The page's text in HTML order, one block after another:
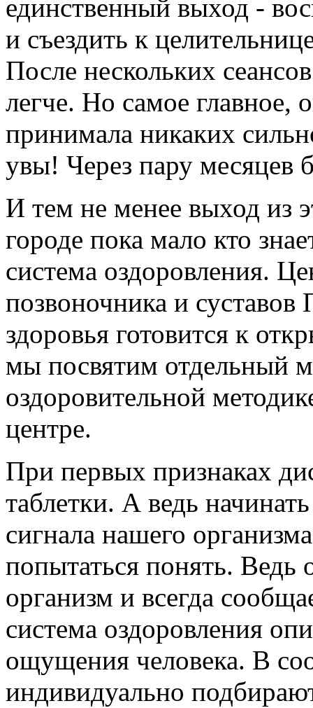
единственный выход -
и съездить к
После нескольких
легче. Но самое главное,
принимала никаких
увы! Через пару месяцев
И тем не менее выход из
городе пока мало кто
система оздоровления.
позвоночника и
здоровья готовится к
мы посвятим отдельный
оздоровительной
центре.
При первых признаках
таблетки. А ведь
сигнала нашего
попытаться понять.
организм и всегда
система оздоровления
ощущения человека. В
индивидуально